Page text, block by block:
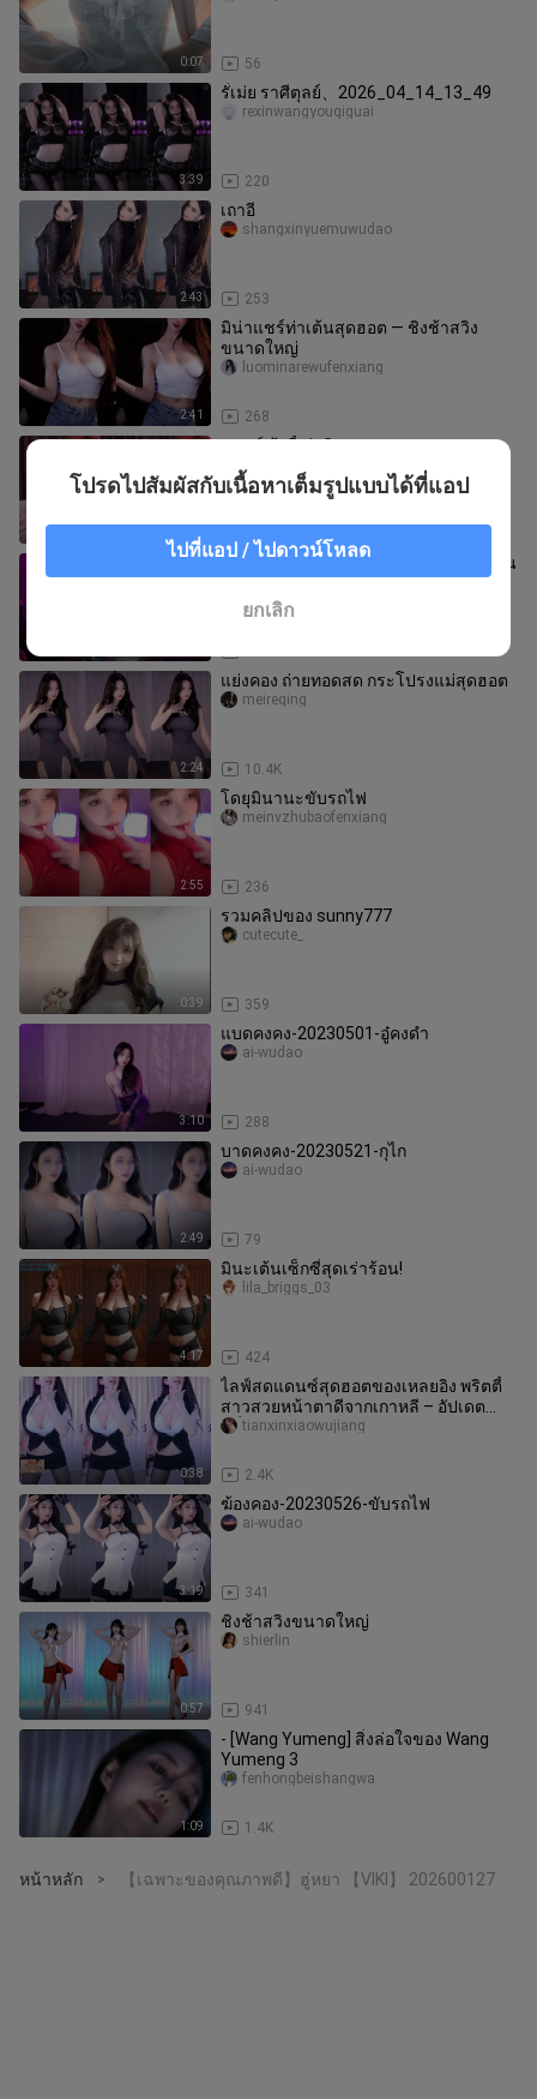
0:07 56
3:39
รั่เม่ย ราศีตุลย์、2026_04_14_13_49
220
rexinwangyouqiguai
2:43
เถาอี
253
shangxinyuemuwudao
2:41
มิน่าแชร์ท่าเต้นสุดฮอต — ชิงช้าสวิง
ขนาดใหญ่
268
luominarewufenxiang
มนุษย์ ต้าจี้ ซู่หยิง
【เฉพาะผลงานคุณภาพ】#ติ๊กต็อก #เต้น
สุดมัน #ดีเจ #เต้นสุดมัน #สาวมาดเข้ม
#เทพธิดา #ดีเจนิโกะ #ดีเจหูเสี
-y___gongshang____
2:24
แย่งคอง ถ่ายทอดสด กระโปรงแม่สุดฮอต
10.4K
meireqing
2:55
โดยุมินานะขับรถไฟ
236
meinvzhubaofenxiang
0:39
รวมคลิปของ sunny777
359
cutecute_
3:10
แบดคงคง-20230501-อู๋คงดำ
288
ai-wudao
2:49
บาดคงคง-20230521-กุไก
79
ai-wudao
4:17
มินะเต้นเซ็กซี่สุดเร่าร้อน!
424
lila_briggs_03
0:38
ไลฟ์สดแดนซ์สุดฮอตของเหลยอิง พริตตี้
สาวสวยหน้าตาดีจากเกาหลี – อัปเดต
สม่ำเสมอ ใครชอบทักแชทมาได้เลย 202
2.4K
tianxinxiaowujiang
3:19
ฆ้องคอง-20230526-ขับรถไฟ
341
ai-wudao
0:57
ชิงช้าสวิงขนาดใหญ่
941
shierlin
1:09
- [Wang Yumeng] สิ่งล่อใจของ Wang
Yumeng 3
1.4K
fenhongbeishangwa
หน้าหลัก > 【เฉพาะของคุณภาพดี】ฮู่หยา 【VIKI】 202600127
โปรดไปสัมผัสกับเนื้อหาเต็มรูปแบบได้ที่แอป
ไปที่แอป / ไปดาวน์โหลด
ยกเลิก